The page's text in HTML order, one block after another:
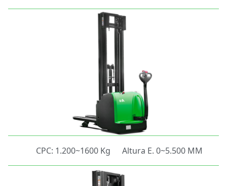
CPC: 1.200~1600 Kg Altura E. 0~5.500 MM